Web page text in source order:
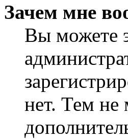
Зачем мне
Вы можете
нет. Тем не